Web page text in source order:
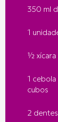
350 ml
1
½ xícara
1
cubos
2